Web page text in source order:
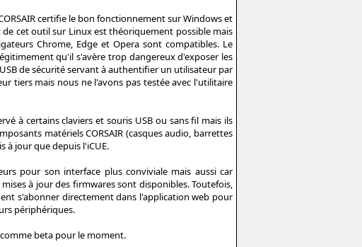
certifie le bon fonctionnement sur Windows et
cet outil sur Linux est théoriquement possible mais
Chrome, Edge et Opera sont compatibles. Le
qu'il s'avère trop dangereux d'exposer les
de sécurité servant à authentifier un utilisateur par
tiers mais nous ne l'avons pas testée avec l'utilitaire
à certains claviers et souris USB ou sans fil mais ils
matériels CORSAIR (casques audio, barrettes
à jour que depuis l'iCUE.
pour son interface plus conviviale mais aussi car
à jour des firmwares sont disponibles. Toutefois,
s'abonner directement dans l'application web pour
périphériques.
beta pour le moment.